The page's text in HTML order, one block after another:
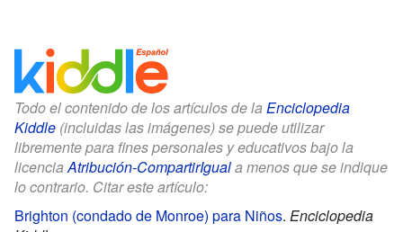
Todo el contenido de los artículos de la Enciclopedia
Kiddle (incluidas las imágenes) se puede utilizar
libremente para fines personales y educativos bajo la
licenciaAtribución-CompartirIguala menos que se indique
lo contrario. Citar este artículo:
Brighton (condado de Monroe) para Niños. Enciclopedia